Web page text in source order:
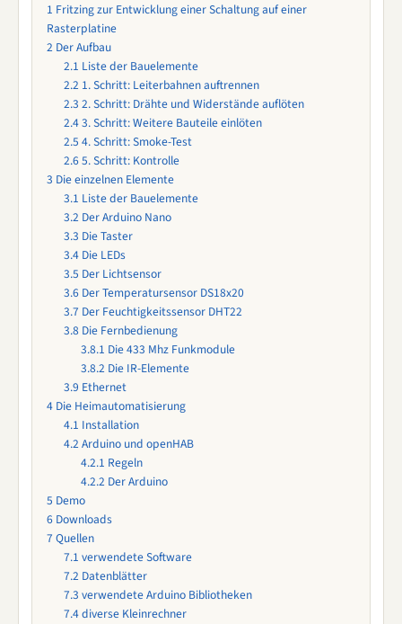
1 Fritzing zur Entwicklung einer Schaltung auf einer
Rasterplatine
2 Der Aufbau
2.1 Liste der Bauelemente
2.2 1. Schritt: Leiterbahnen auftrennen
2.3 2. Schritt: Drähte und Widerstände auflöten
2.43. Schritt: Weitere Bauteile einlöten
2.5 4. Schritt: Smoke-Test
2.65. Schritt: Kontrolle
3 Die einzelnen Elemente
3.1 Liste der Bauelemente
3.2 Der Arduino Nano
3.3 Die Taster
3.4 Die LEDs
3.5 Der Lichtsensor
3.6 Der Temperatursensor DS18x20
3.7 Der Feuchtigkeitssensor DHT22
3.8 Die Fernbedienung
3.8.1 Die 433 Mhz Funkmodule
3.8.2 Die IR-Elemente
3.9 Ethernet
4 Die Heimautomatisierung
4.1 Installation
4.2 Arduino und openHAB
4.2.1 Regeln
4.2.2 Der Arduino
5 Demo
6 Downloads
7 Quellen
7.1 verwendete Software
7.2 Datenblätter
7.3 verwendete Arduino Bibliotheken
7.4diverse Kleinrechner